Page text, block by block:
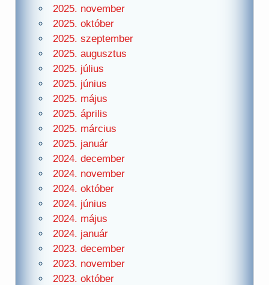
2025. november
2025. október
2025. szeptember
2025. augusztus
2025. július
2025. június
2025. május
2025. április
2025. március
2025. január
2024. december
2024. november
2024. október
2024. június
2024. május
2024. január
2023. december
2023. november
2023. október